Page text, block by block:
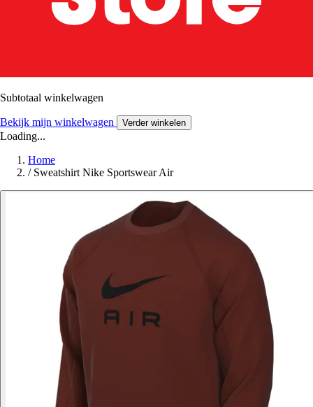
Subtotaal winkelwagen
Bekijk mijn winkelwagen Verder winkelen
Loading...
Home
/ Sweatshirt Nike Sportswear Air